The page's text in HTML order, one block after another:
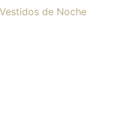
Vestidos de Noche